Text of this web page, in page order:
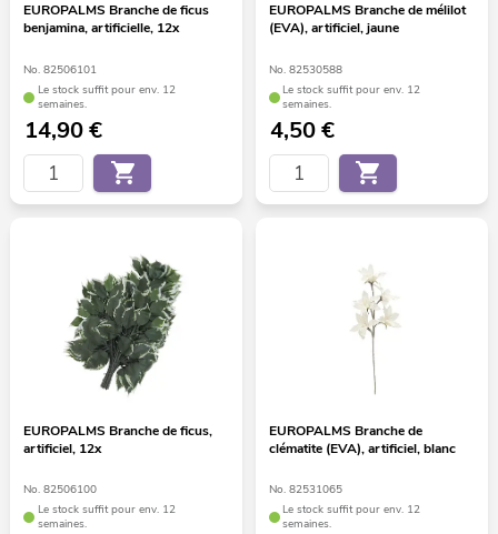
EUROPALMS Branche de ficus
benjamina, artificielle, 12x
No. 82506101
Le stock suffit pour env. 12
semaines.
14,90€
EUROPALMS Branche de mélilot
(EVA), artificiel, jaune
No. 82530588
Le stock suffit pour env. 12
semaines.
4,50€
EUROPALMS Branche de ficus,
artificiel, 12x
No. 82506100
Le stock suffit pour env. 12
semaines.
EUROPALMS Branche de
clématite (EVA), artificiel, blanc
No. 82531065
Le stock suffit pour env. 12
semaines.